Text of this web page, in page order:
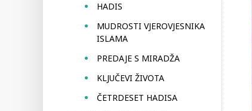
HADIS
MUDROSTI VJEROVJESNIKA
ISLAMA
PREDAJE S MIRADŽA
KLJUČEVI ŽIVOTA
ČETRDESET HADISA